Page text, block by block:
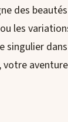
des
les